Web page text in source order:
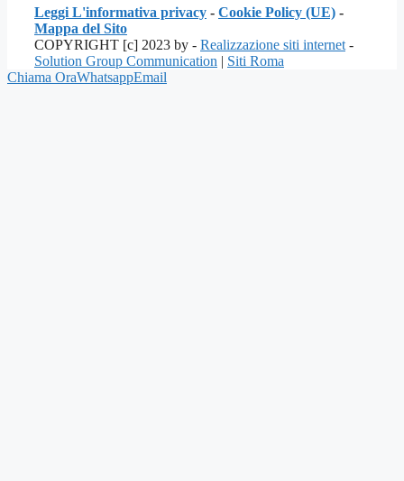
Leggi L'informativa privacy - Cookie Policy (UE) -
Mappa del Sito
COPYRIGHT [c] 2023 by - Realizzazione siti internet -
Solution Group Communication | Siti Roma
Chiama OraWhatsappEmail